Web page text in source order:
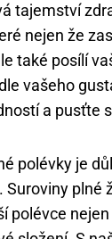
tajemství
nejen že
také posílí‌
vašeho
a‌ pusťte
polévky je
plné
⁢polévce